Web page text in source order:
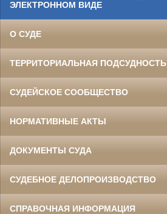
ЭЛЕКТРОННОМ ВИДЕ
О СУДЕ
ТЕРРИТОРИАЛЬНАЯ ПОДСУДНОСТЬ
СУДЕЙСКОЕ СООБЩЕСТВО
НОРМАТИВНЫЕ АКТЫ
ДОКУМЕНТЫ СУДА
СУДЕБНОЕ ДЕЛОПРОИЗВОДСТВО
СПРАВОЧНАЯ ИНФОРМАЦИЯ